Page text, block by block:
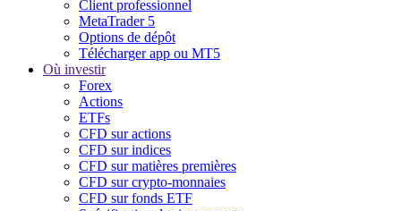
Client professionnel
MetaTrader 5
Options de dépôt
Télécharger app ou MT5
Où investir
Forex
Actions
ETFs
CFD sur actions
CFD sur indices
CFD sur matières premières
CFD sur crypto-monnaies
CFD sur fonds ETF